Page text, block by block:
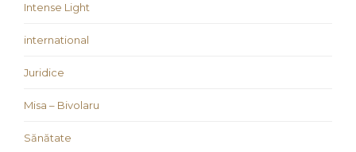
Intense Light
international
Juridice
Misa – Bivolaru
Sănătate